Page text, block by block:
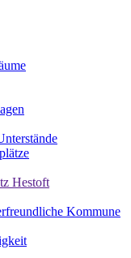
Hestoft
Kommune